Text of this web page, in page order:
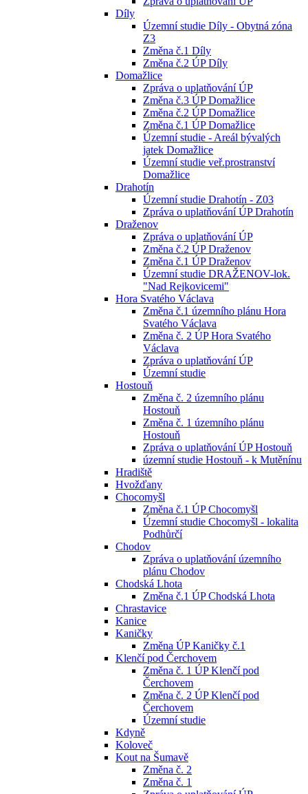
Díly
Územní studie Díly - Obytná zóna
Z3
Změna č.1 Díly
Změna č.2 ÚP Díly
Domažlice
Zpráva o uplatňování ÚP
Změna č.3 ÚP Domažlice
Změna č.2 ÚP Domažlice
Změna č.1 ÚP Domažlice
Územní studie - Areál bývalých
jatek Domažlice
Územní studie veř.prostranství
Domažlice
Drahotín
Územní studie Drahotín - Z03
Zpráva o uplatňování ÚP Drahotín
Draženov
Zpráva o uplatňování ÚP
Změna č.2 ÚP Draženov
Změna č.1 ÚP Draženov
Územní studie DRAŽENOV-lok.
"Nad Rejkovicemi"
Hora Svatého Václava
Změna č.1 územního plánu Hora
Svatého Václava
Změna č. 2 ÚP Hora Svatého
Václava
Zpráva o uplatňování ÚP
Územní studie
Hostouň
Změna č. 2 územního plánu
Hostouň
Změna č. 1 územního plánu
Hostouň
Zpráva o uplatňování ÚP Hostouň
územní studie Hostouň - k Mutěnínu
Hradiště
Hvožďany
Chocomyšl
Změna č.1 ÚP Chocomyšl
Územní studie Chocomyšl - lokalita
Podhůrčí
Chodov
Zpráva o uplatňování územního
plánu Chodov
Chodská Lhota
Změna č.1 ÚP Chodská Lhota
Chrastavice
Kanice
Kaničky
Změna ÚP Kaničky č.1
Klenčí pod Čerchovem
Změna č. 1 ÚP Klenčí pod
Čerchovem
Změna č. 2 ÚP Klenčí pod
Čerchovem
Územní studie
Kdyně
Koloveč
Kout na Šumavě
Změna č. 2
Změna č. 1